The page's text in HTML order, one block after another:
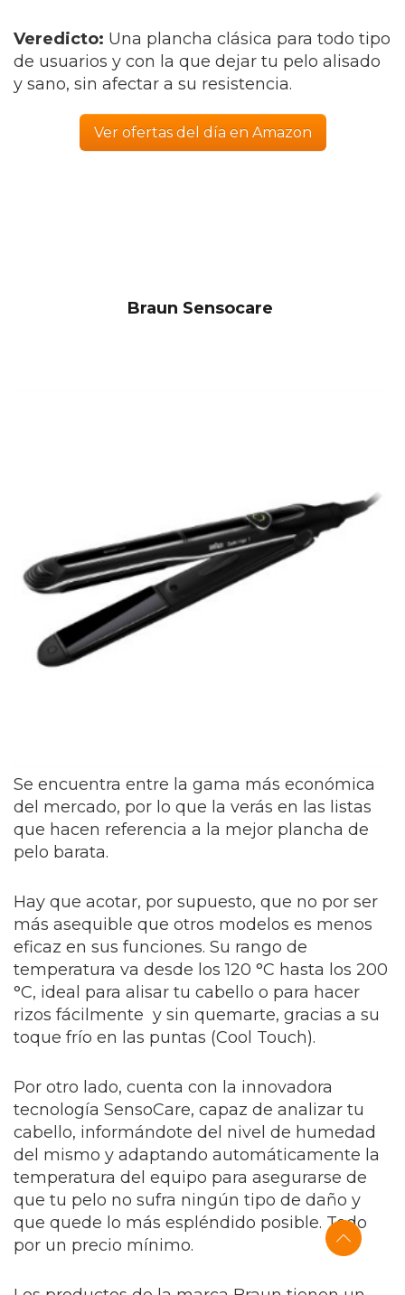
Veredicto: Una plancha clásica para todo tipo
de usuarios y con la que dejar tu pelo alisado
y sano, sin afectar a su resistencia.
Ver ofertas del día en Amazon
Braun Sensocare
Se encuentra entre la gama más económica
del mercado, por lo que la verás en las listas
que hacen referencia a la mejor plancha de
pelo barata.
Hay que acotar, por supuesto, que no por ser
más asequible que otros modelos es menos
eficaz en sus funciones. Su rango de
temperatura va desde los 120 °C hasta los 200
°C, ideal para alisar tu cabello o para hacer
rizos fácilmente y sin quemarte, gracias a su
toque frío en las puntas (Cool Touch).
Por otro lado, cuenta con la innovadora
tecnología SensoCare, capaz de analizar tu
cabello, informándote del nivel de humedad
del mismo y adaptando automáticamente la
temperatura del equipo para asegurarse de
que tu pelo no sufra ningún tipo de daño y
que quede lo más espléndido posible. Todo
por un precio mínimo.